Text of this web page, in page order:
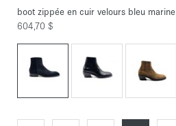
boot zippée en cuir velours bleu marine
604,70 $